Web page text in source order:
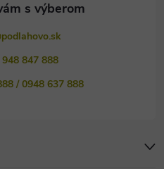
podlahovo.sk
948 847 888
/ 0948 637 888